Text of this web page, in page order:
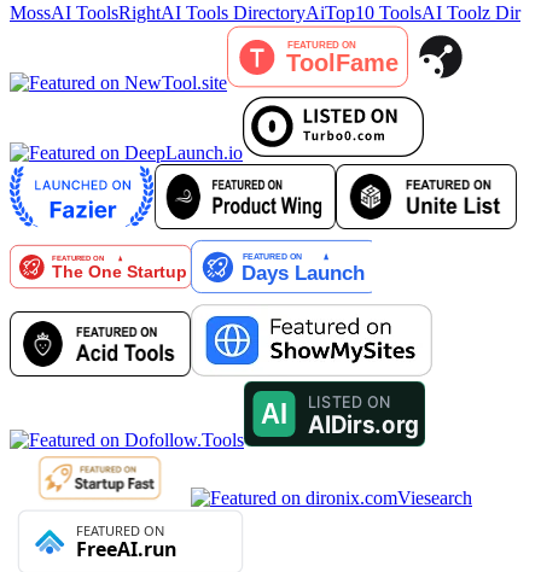
MossAI ToolsRightAI Tools DirectoryAiTop10 ToolsAI Toolz Dir
Viesearch